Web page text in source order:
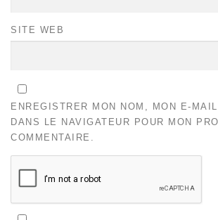
SITE WEB
ENREGISTRER MON NOM, MON E-
DANS LE NAVIGATEUR POUR MON
COMMENTAIRE.